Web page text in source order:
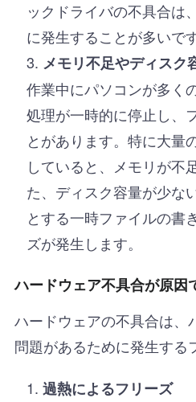
ックドライバの不具合は
に発生することが多いです
メモリ不足やディスク
作業中にパソコンが多く
処理が一時的に停止し、
とがあります。特に大量
していると、メモリが不
た、ディスク容量が少な
とする一時ファイルの書
ズが発生します。
ハードウェア不具合が原因
ハードウェアの不具合は、
問題があるために発生する
過熱によるフリーズ